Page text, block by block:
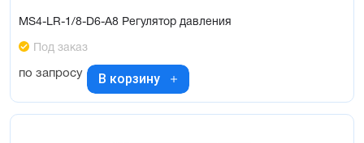
MS4-LR-1/8-D6-A8 Регулятор давления
Под заказ
по запросу В корзину